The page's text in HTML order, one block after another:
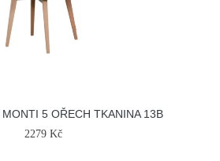
5 OŘECH TKANINA 13B
2279 Kč